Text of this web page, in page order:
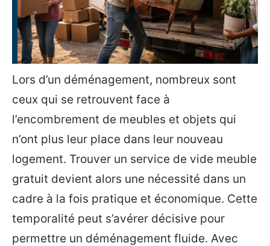
Lors d’un déménagement, nombreux sont
ceux qui se retrouvent face à
l’encombrement de meubles et objets qui
n’ont plus leur place dans leur nouveau
logement. Trouver un service de vide meuble
gratuit devient alors une nécessité dans un
cadre à la fois pratique et économique. Cette
temporalité peut s’avérer décisive pour
permettre un déménagement fluide. Avec